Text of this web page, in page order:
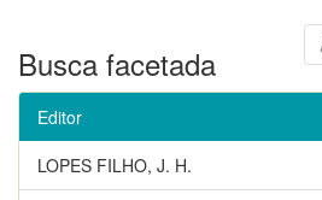
Busca facetada
Editor
LOPES FILHO, J. H.